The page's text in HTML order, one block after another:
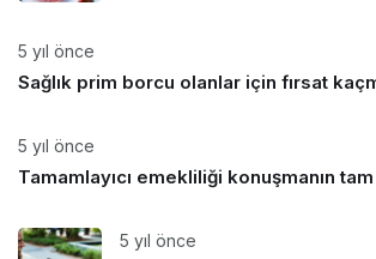
5 yıl önce
Sağlık prim borcu olanlar için fırsat
5 yıl önce
Tamamlayıcı emekliliği konuşmanın
5 yıl önce